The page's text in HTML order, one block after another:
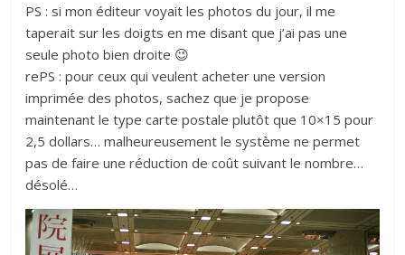
PS : si mon éditeur voyait les photos du jour, il me
taperait sur les doigts en me disant que j’ai pas une
seule photo bien droite 😉
rePS : pour ceux qui veulent acheter une version
imprimée des photos, sachez que je propose
maintenant le type carte postale plutôt que 10×15 pour
2,5 dollars… malheureusement le système ne permet
pas de faire une réduction de coût suivant le nombre…
désolé…